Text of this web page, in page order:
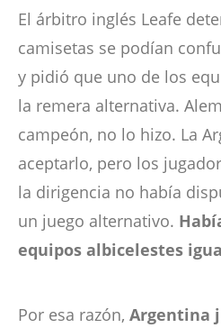
El árbitro inglés Leafe
camisetas se podían
y pidió que uno de los
la remera alternativa.
campeón, no lo hizo. La
aceptarlo, pero los
la dirigencia no había
un juego alternativo.
equipos albicelestes
Por esa razón, Argentina